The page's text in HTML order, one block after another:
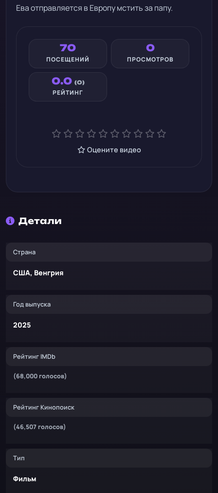
Ева отправляется в Европу мстить за папу.
70
ПОСЕЩЕНИЙ
0
ПРОСМОТРОВ
0.0 (0)
РЕЙТИНГ
Оцените видео
Детали
Страна
США, Венгрия
Год выпуска
2025
Рейтинг IMDb
(68,000 голосов)
Рейтинг Кинопоиск
(46,507 голосов)
Тип
Фильм